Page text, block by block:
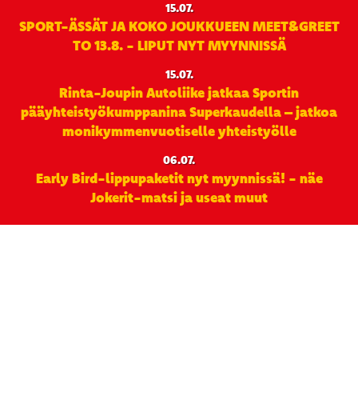
15.07.
SPORT-ÄSSÄT JA KOKO JOUKKUEEN MEET&GREET
TO 13.8. - LIPUT NYT MYYNNISSÄ
15.07.
Rinta-Joupin Autoliike jatkaa Sportin
pääyhteistyökumppanina Superkaudella – jatkoa
monikymmenvuotiselle yhteistyölle
06.07.
Early Bird-lippupaketit nyt myynnissä! - näe
Jokerit-matsi ja useat muut